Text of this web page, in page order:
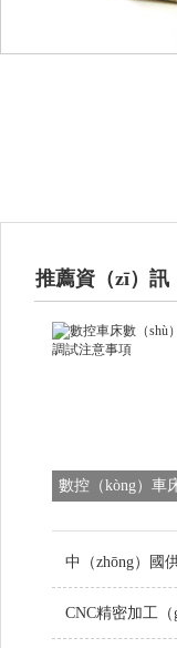
推薦資（zī）訊
數控（kòng）車